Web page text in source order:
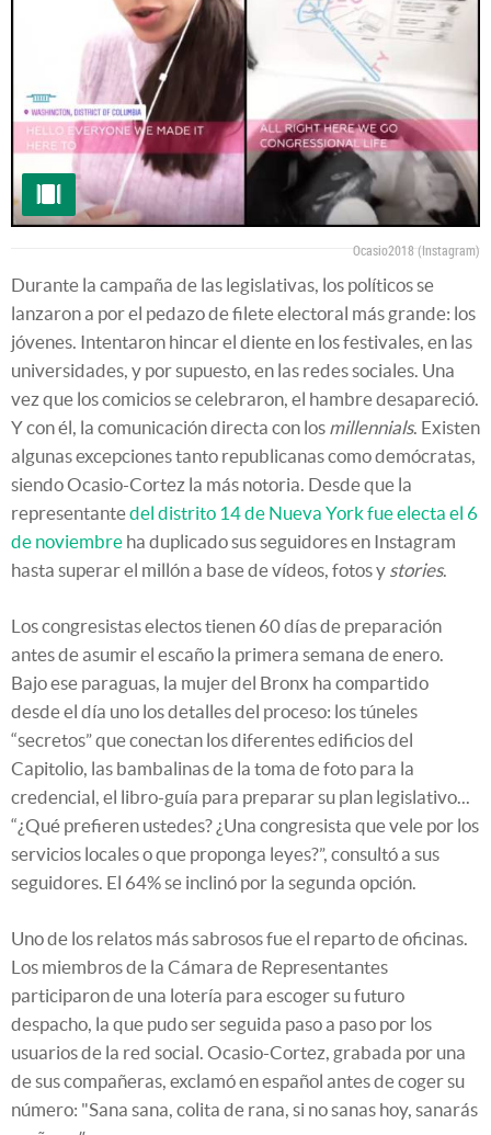
Ocasio2018 (Instagram)
Durante la campaña de las legislativas, los políticos se
lanzaron a por el pedazo de filete electoral más grande: los
jóvenes. Intentaron hincar el diente en los festivales, en las
universidades, y por supuesto, en las redes sociales. Una
vez que los comicios se celebraron, el hambre desapareció.
Y con él, la comunicación directa con los millennials. Existen
algunas excepciones tanto republicanas como demócratas,
siendo Ocasio-Cortez la más notoria. Desde que la
representantedel distrito 14 de Nueva York fue electa el 6
de noviembre ha duplicado sus seguidores en Instagram
hasta superar el millón a base de vídeos, fotos y stories.
Los congresistas electos tienen 60 días de preparación
antes de asumir el escaño la primera semana de enero.
Bajo ese paraguas, la mujer del Bronx ha compartido
desde el día uno los detalles del proceso: los túneles
“secretos” que conectan los diferentes edificios del
Capitolio, las bambalinas de la toma de foto para la
credencial, el libro-guía para preparar su plan legislativo...
“¿Qué prefieren ustedes? ¿Una congresista que vele por los
servicios locales o que proponga leyes?”, consultó a sus
seguidores. El 64% se inclinó por la segunda opción.
Uno de los relatos más sabrosos fue el reparto de oficinas.
Los miembros de la Cámara de Representantes
participaron de una lotería para escoger su futuro
despacho, la que pudo ser seguida paso a paso por los
usuarios de la red social. Ocasio-Cortez, grabada por una
de sus compañeras, exclamó en español antes de coger su
número: "Sana sana, colita de rana, si no sanas hoy, sanarás